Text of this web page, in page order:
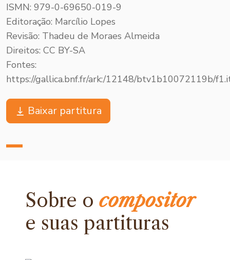
ISMN: 979-0-69650-019-9
Editoração: Marcílio Lopes
Revisão: Thadeu de Moraes Almeida
Direitos: CC BY-SA
Fontes:
https://gallica.bnf.fr/ark:/12148/btv1b10072119b/
Baixar partitura
Sobre ocompositor
e suas partituras